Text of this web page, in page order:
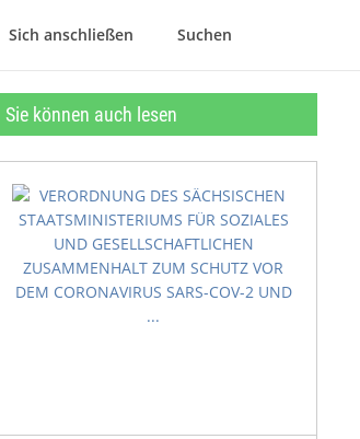
Sich anschließen Suchen
Sie können auch lesen